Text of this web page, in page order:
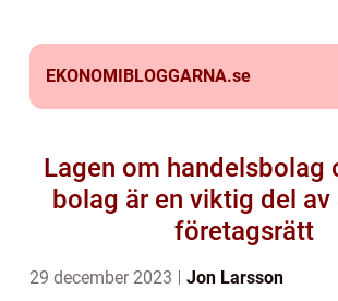
EKONOMIBLOGGARNA.se
Lagen om handelsbolag
bolag är en viktig del av
företagsrätt
29 december 2023 Jon Larsson